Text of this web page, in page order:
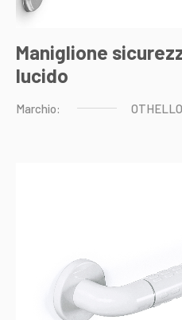
Maniglione
lucido
Marchio: OTHELLO